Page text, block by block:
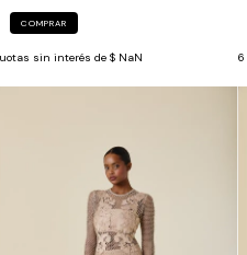
COMPRAR
sin interés de $ NaN 6